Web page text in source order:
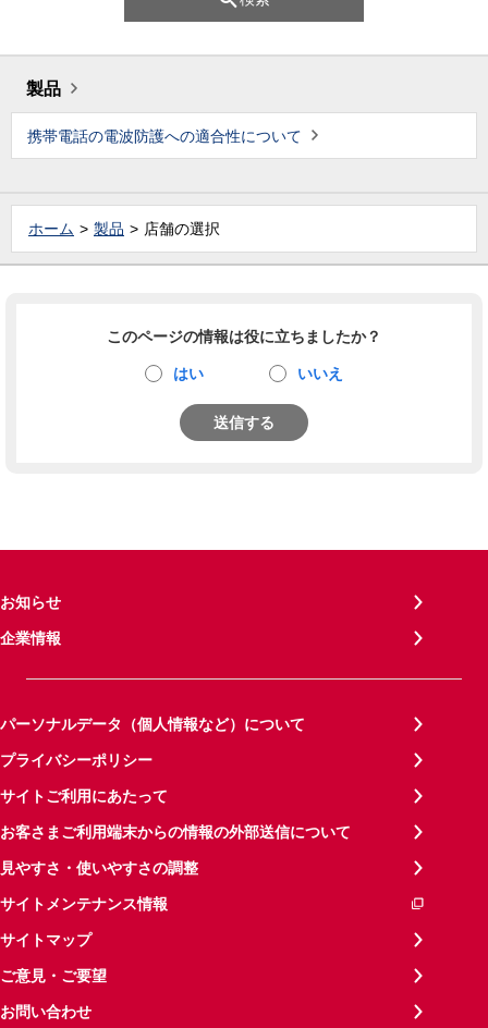
製品
携帯電話の電波防護への適合性について
ホーム 製品 店舗の選択
このページの情報は役に立ちましたか？
はい いいえ
送信する
お知らせ
企業情報
パーソナルデータ（個人情報など）について
プライバシーポリシー
サイトご利用にあたって
お客さまご利用端末からの情報の外部送信について
見やすさ・使いやすさの調整
サイトメンテナンス情報
サイトマップ
ご意見・ご要望
お問い合わせ